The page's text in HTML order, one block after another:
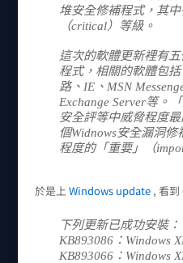
堆安全修補程式，其中
（critical）等級。
這次的軟體更新裡有
程式，相關的軟體包括
路、IE、MSN
Exchange Server等。
安全評等中威脅程度
個Widnows安全漏洞
程度的「重要」（
於是上Windows update, 看到
下列更新已成功安裝：
KB893086：Windows
KB893066：Windows